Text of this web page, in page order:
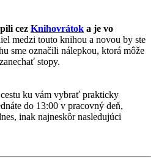
cez Knihovrátok a je vo
medzi touto knihou a novou by ste
sme označili nálepkou, ktorá môže
stopy.
ku vám vybrať prakticky
do 13:00 v pracovný deň,
inak najneskôr nasledujúci